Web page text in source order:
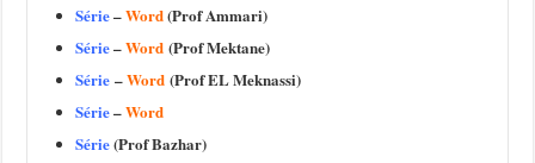
Série–Word(Prof Ammari)
Série–Word (Prof Mektane)
Série –Word (Prof EL Meknassi)
Série–Word
Série(Prof Bazhar)